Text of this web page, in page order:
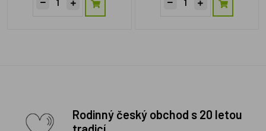
Rodinný český obchod s 20 letou